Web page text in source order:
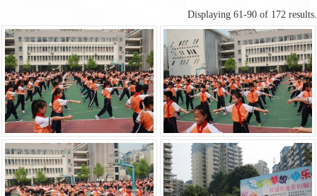
Displaying 61-90 of 172 results.